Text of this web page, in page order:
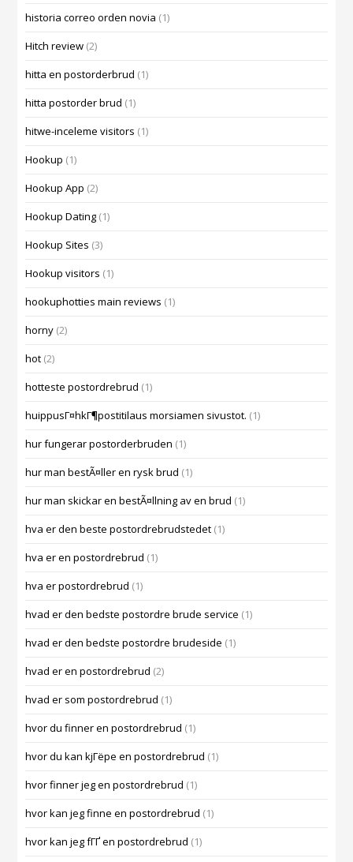
historia correo orden novia (1)
Hitch review (2)
hitta en postorderbrud (1)
hitta postorder brud (1)
hitwe-inceleme visitors (1)
Hookup (1)
Hookup App (2)
Hookup Dating (1)
Hookup Sites (3)
Hookup visitors (1)
hookuphotties main reviews (1)
horny (2)
hot (2)
hotteste postordrebrud (1)
huippusГ¤hkГ¶postitilaus morsiamen sivustot. (1)
hur fungerar postorderbruden (1)
hur man bestÃ¤ller en rysk brud (1)
hur man skickar en bestÃ¤llning av en brud (1)
hva er den beste postordrebrudstedet (1)
hva er en postordrebrud (1)
hva er postordrebrud (1)
hvad er den bedste postordre brude service (1)
hvad er den bedste postordre brudeside (1)
hvad er en postordrebrud (2)
hvad er som postordrebrud (1)
hvor du finner en postordrebrud (1)
hvor du kan kjГёpe en postordrebrud (1)
hvor finner jeg en postordrebrud (1)
hvor kan jeg finne en postordrebrud (1)
hvor kan jeg fГҐ en postordrebrud (1)